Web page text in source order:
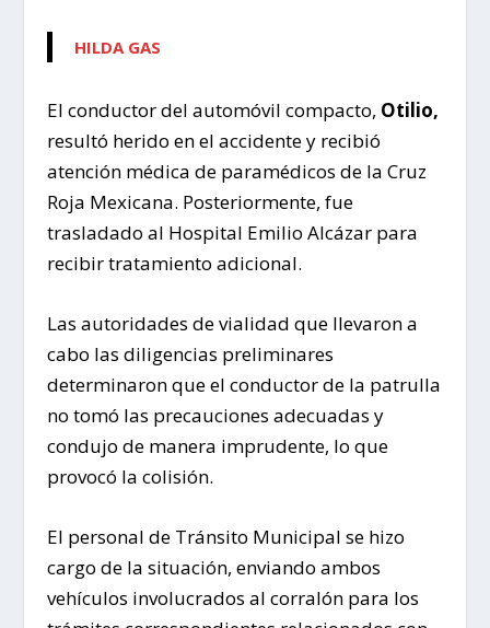
HILDA GAS
El conductor del automóvil compacto, Otilio,
resultó herido en el accidente y recibió
atención médica de paramédicos de la Cruz
Roja Mexicana. Posteriormente, fue
trasladado al Hospital Emilio Alcázar para
recibir tratamiento adicional.
Las autoridades de vialidad que llevaron a
cabo las diligencias preliminares
determinaron que el conductor de la patrulla
no tomó las precauciones adecuadas y
condujo de manera imprudente, lo que
provocó la colisión.
El personal de Tránsito Municipal se hizo
cargo de la situación, enviando ambos
vehículos involucrados al corralón para los